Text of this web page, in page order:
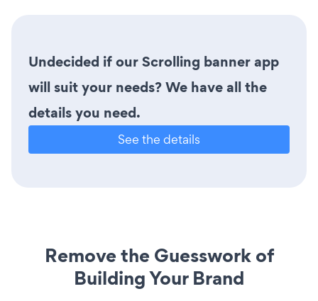
Undecided if our Scrolling banner app
will suit your needs? We have all the
details you need.
See the details
Remove the Guesswork of
Building Your Brand